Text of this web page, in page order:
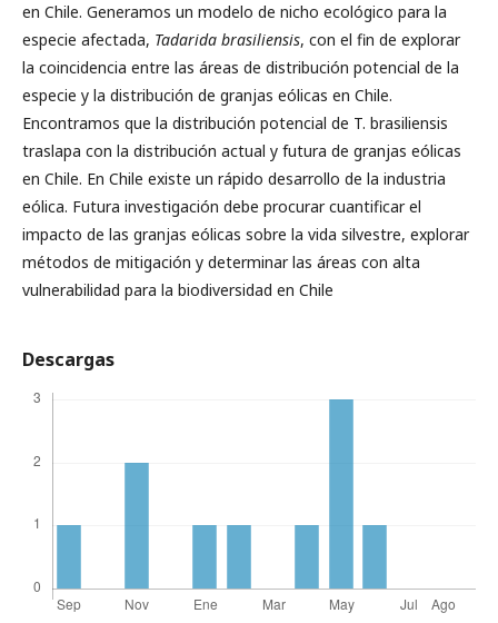
en Chile. Generamos un modelo de nicho ecológico para la
especie afectada, Tadarida brasiliensis, con el fin de explorar
la coincidencia entre las áreas de distribución potencial de la
especie y la distribución de granjas eólicas en Chile.
Encontramos que la distribución potencial de T. brasiliensis
traslapa con la distribución actual y futura de granjas eólicas
en Chile. En Chile existe un rápido desarrollo de la industria
eólica. Futura investigación debe procurar cuantificar el
impacto de las granjas eólicas sobre la vida silvestre, explorar
métodos de mitigación y determinar las áreas con alta
vulnerabilidad para la biodiversidad en Chile
Descargas